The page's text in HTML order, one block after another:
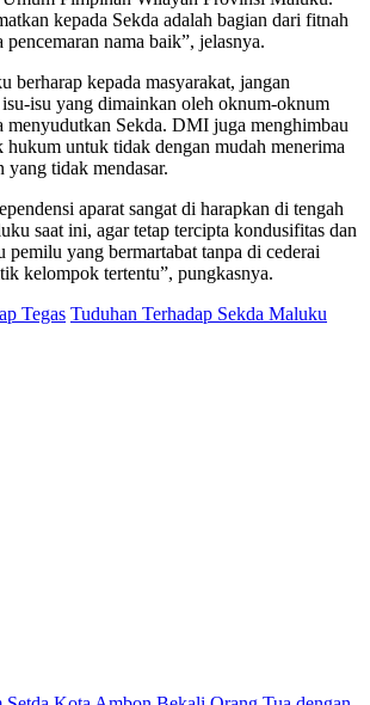
kepada Sekda adalah bagian dari fitnah
pencemaran nama baik”, jelasnya.
kepada masyarakat, jangan
isu yang dimainkan oleh oknum-oknum
menyudutkan Sekda. DMI juga menghimbau
hukum untuk tidak dengan mudah menerima
yang tidak mendasar.
aparat sangat di harapkan di tengah
saat ini, agar tetap tercipta kondusifitas dan
pemilu yang bermartabat tanpa di cederai
kelompok tertentu”, pungkasnya.
Tegas Tuduhan Terhadap Sekda Maluku